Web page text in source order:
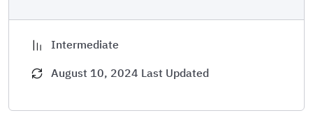
Intermediate
August 10, 2024 Last Updated